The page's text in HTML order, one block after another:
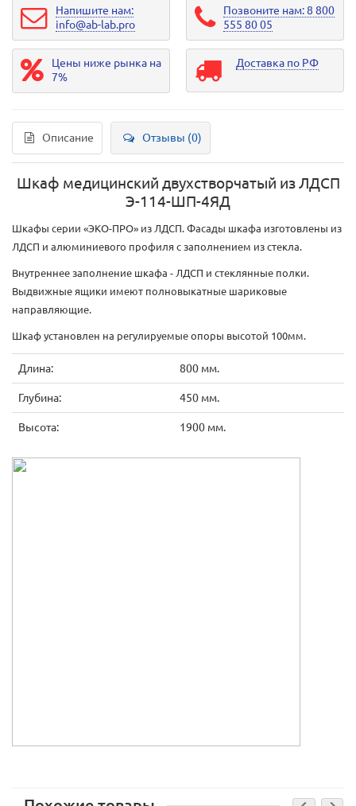
Напишите нам:
info@ab-lab.pro
Позвоните нам: 8 800
555 80 05
Цены ниже рынка на
7%
Доставка по РФ
Описание Отзывы (0)
Шкаф медицинский двухстворчатый из ЛДСП
Э-114-ШП-4ЯД
Шкафы серии «ЭКО-ПРО» из ЛДСП. Фасады шкафа изготовлены из
ЛДСП и алюминиевого профиля с заполнением из стекла.
Внутреннее заполнение шкафа - ЛДСП и стеклянные полки.
Выдвижные ящики имеют полновыкатные шариковые
направляющие.
Шкаф установлен на регулируемые опоры высотой 100мм.
Длина: 800 мм.
Глубина: 450 мм.
Высота: 1900 мм.